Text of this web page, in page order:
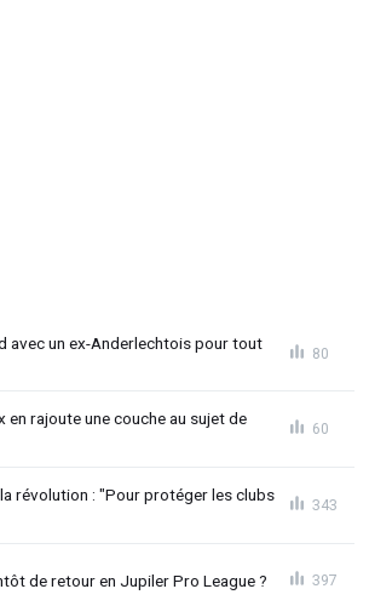
avec un ex-Anderlechtois pour tout
80
en rajoute une couche au sujet de
60
révolution : "Pour protéger les clubs
343
de retour en Jupiler Pro League ? 397